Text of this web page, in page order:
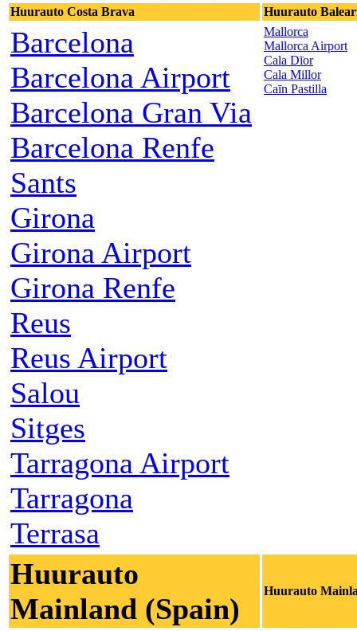
Huurauto Costa Brava Huurauto
Barcelona
Barcelona Airport
Barcelona Gran Via
Barcelona Renfe
Sants
Girona
Girona Airport
Girona Renfe
Reus
Reus Airport
Salou
Sitges
Tarragona Airport
Tarragona
Terrasa
Mallorca
Mallorca Airport
Cala Dīor
Cala Millor
Caīn Pastilla
Huurauto
Mainland (Spain)
Huurauto